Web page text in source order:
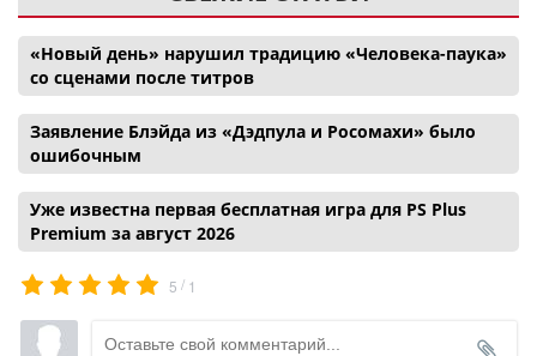
«Новый день» нарушил традицию «Человека-паука»
со сценами после титров
Заявление Блэйда из «Дэдпула и Росомахи» было
ошибочным
Уже известна первая бесплатная игра для PS Plus
Premium за август 2026
5 / 1